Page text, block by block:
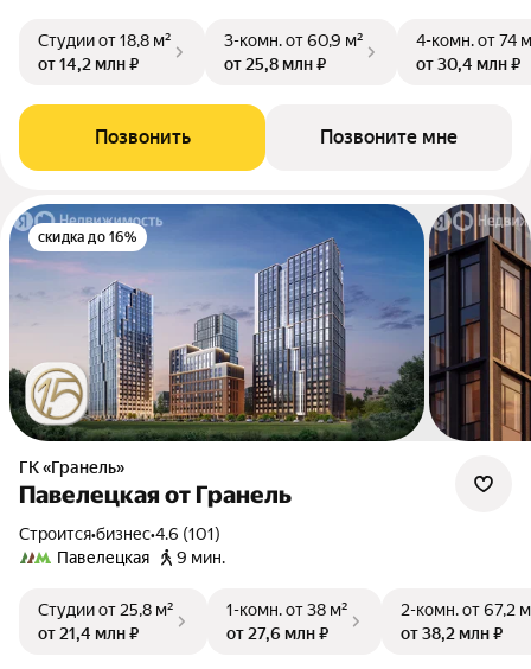
Студииот 18,8 м²
от 14,2 млн ₽
3-комн.от 60,9 м²
от 25,8 млн ₽
4-комн.от 74
от 30,4 млн ₽
Позвонить Позвоните мне
скидка до 16%
ГК «Гранель»
Павелецкая от Гранель
Строится•бизнес•4.6 (101)
Павелецкая
9 мин.
Студииот 25,8 м²
от 21,4 млн ₽
1-комн.от 38 м²
от 27,6 млн ₽
2-комн.от 67,2
от 38,2 млн ₽